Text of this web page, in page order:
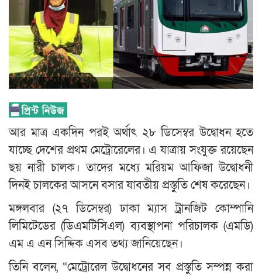
আর মাত্র একদিন পরই অর্থাৎ ২৮ ডিসেম্বর উদ্বোধন হতে
যাচ্ছে দেশের প্রথম মেট্রোরেলের। এ যাত্রায় সংযুক্ত রয়েছেন
ছয় নারী চালক। তাদের মধ্যে মরিয়ম আফিজা উদ্বোধনী
দিনই চালকের আসনে বসার যাবতীয় প্রস্তুতি শেষ করেছেন।
মঙ্গলবার (২৭ ডিসেম্বর) ঢাকা ম্যাস ট্রানজিট কোম্পানি
লিমিটেডের (ডিএমটিসিএল) ব্যবস্থাপনা পরিচালক (এমডি)
এম এ এন সিদ্দিক এসব তথ্য জানিয়েছেন।
তিনি বলেন, “মেট্রোরেল উদ্বোধনের সব প্রস্তুতি সম্পন্ন করা